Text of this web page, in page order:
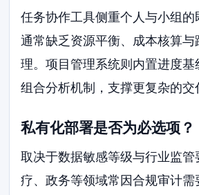
任务协作工具侧重个人与小组的
通常缺乏资源平衡、成本核算与
理。项目管理系统则内置进度
组合分析机制，支撑更复杂的交
私有化部署是否为必选项？
取决于数据敏感等级与行业监管
疗、政务等领域常因合规审计需